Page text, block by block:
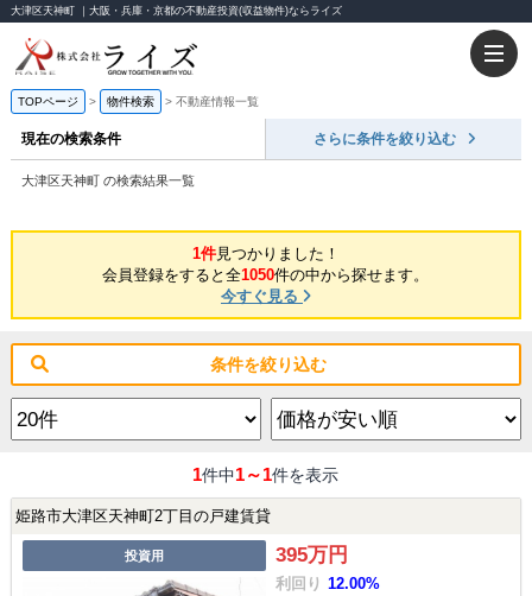
大津区天神町 ｜大阪・兵庫・京都の不動産投資(収益物件)ならライズ
TOPページ 物件検索 不動産情報一覧
現在の検索条件 さらに条件を絞り込む
大津区天神町 の検索結果一覧
1件見つかりました！
会員登録をすると全1050件の中から探せます。
今すぐ見る
条件を絞り込む
1件中1～1件を表示
姫路市大津区天神町2丁目の戸建賃貸
投資用 395万円
利回り 12.00%